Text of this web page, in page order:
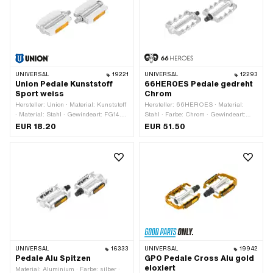
UNIVERSAL 19221
Union Pedale Kunststoff
Sport weiss
Hersteller: Union · Material: Kunststoff
· Material: Stahl · Gewindeart: FG14.3
(9/16" 20G) · Farbe: silber · Farbe:
EUR 18.20
UNIVERSAL 12293
66HEROES Pedale gedreht
Chrom
Hersteller: 66HEROES · Material:
Stahl · Farbe: Chrom · Gewindeart:
FG14.3 (9/16" 20G) · Breite: 76 mm ·
verchromt · Gesamtlänge: 133 mm ·
Schlüsselweite: 15 mm · Reflektoren:
EUR 51.50
UNIVERSAL 16333
Pedale Alu Spitzen
Material: Aluminium · Farbe: silber ·
UNIVERSAL 19942
GPO Pedale Cross Alu gold
eloxiert